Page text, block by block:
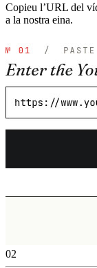
Copieu l’URL del
a la nostra eina.
02